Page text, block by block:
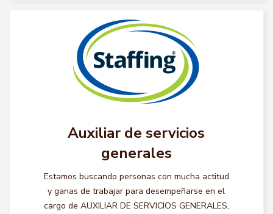
Auxiliar de servicios
generales
Estamos buscando personas con mucha actitud
y ganas de trabajar para desempeñarse en el
cargo de AUXILIAR DE SERVICIOS GENERALES,